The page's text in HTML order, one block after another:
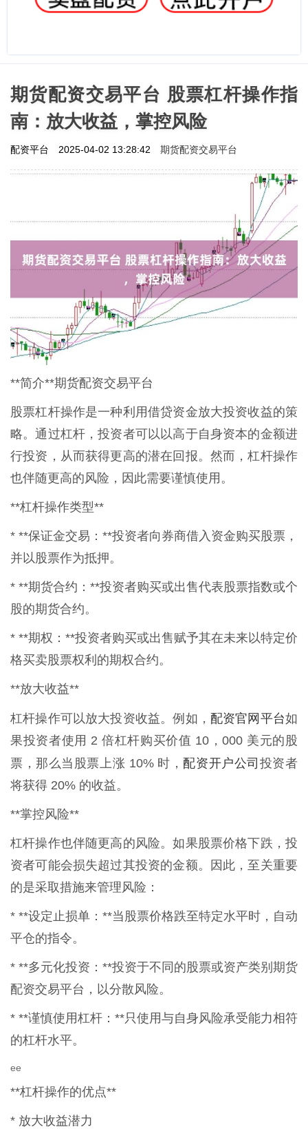
期货配资交易平台 股票杠杆操作指
南：放大收益，掌控风险
配资平台 2025-04-02 13:28:42 期货配资交易平台
**简介**期货配资交易平台
股票杠杆操作是一种利用借贷资金放大投资收益的策
略。通过杠杆，投资者可以以高于自身资本的金额进
行投资，从而获得更高的潜在回报。然而，杠杆操作
也伴随更高的风险，因此需要谨慎使用。
**杠杆操作类型**
* **保证金交易：**投资者向券商借入资金购买股票，
并以股票作为抵押。
* **期货合约：**投资者购买或出售代表股票指数或个
股的期货合约。
* **期权：**投资者购买或出售赋予其在未来以特定价
格买卖股票权利的期权合约。
**放大收益**
杠杆操作可以放大投资收益。例如， 配资官网平台如
果投资者使用 2 倍杠杆购买价值 10，000 美元的股
票，那么当股票上涨 10% 时，配资开户公司 投资者
将获得 20% 的收益。
**掌控风险**
杠杆操作也伴随更高的风险。如果股票价格下跌，投
资者可能会损失超过其投资的金额。因此，至关重要
的是采取措施来管理风险：
* **设定止损单：**当股票价格跌至特定水平时，自动
平仓的指令。
* **多元化投资：**投资于不同的股票或资产类别期货
配资交易平台，以分散风险。
* **谨慎使用杠杆：**只使用与自身风险承受能力相符
的杠杆水平。
ee
**杠杆操作的优点**
* 放大收益潜力